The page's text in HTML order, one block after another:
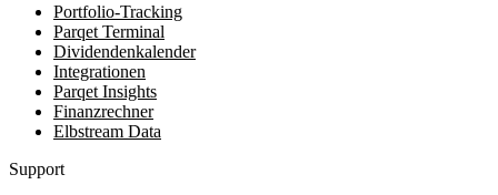
Portfolio-Tracking
Parqet Terminal
Dividendenkalender
Integrationen
Parqet Insights
Finanzrechner
Elbstream Data
Support